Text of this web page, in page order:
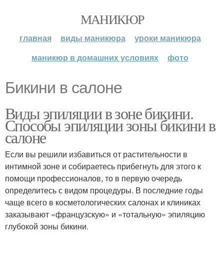
МАНИКЮР
главная виды маникюра
уроки маникюра
маникюр в домашних условиях
фото
Бикини в салоне
Виды эпиляции в зоне бикини.
Способы эпиляции зоны бикини в
салоне
Если вы решили избавиться от растительности в
интимной зоне и собираетесь прибегнуть для этого к
помощи профессионалов, то в первую очередь
определитесь с видом процедуры. В последние годы
чаще всего в косметологических салонах и клиниках
заказывают «французскую» и «тотальную» эпиляцию
глубокой зоны бикини.